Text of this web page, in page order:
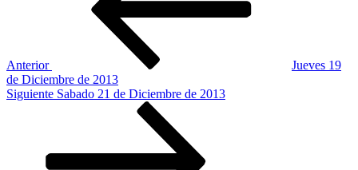
Anterior
Jueves 19
de Diciembre de 2013
Siguiente
Siguiente Sabado 21 de Diciembre de 2013